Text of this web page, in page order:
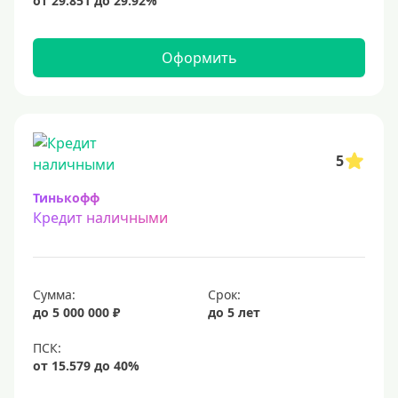
15 млн
20 млн
50 миллионов
Меньше 1 млн (руб)
15000 руб
18000 руб
20 тысяч
Оформить
5
Тинькофф
Кредит наличными
Сумма:
до 5 000 000 ₽
Срок:
до 5 лет